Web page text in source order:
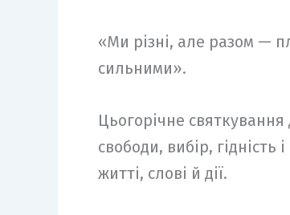
«Ми різні, але разом —
сильними».
Цьогорічне
свободи, вибір,
житті, слові й дії.